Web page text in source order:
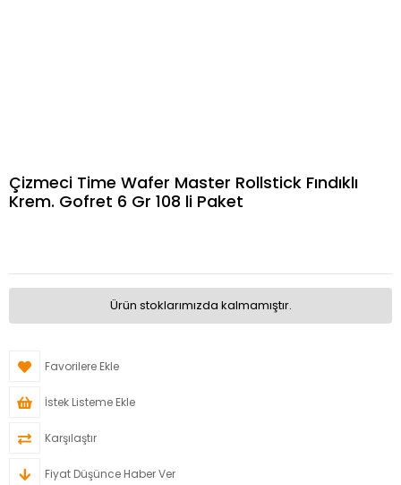
Çizmeci Time Wafer Master Rollstick Fındıklı
Krem. Gofret 6 Gr 108 li Paket
Ürün stoklarımızda kalmamıştır.
Favorilere Ekle
İstek Listeme Ekle
Karşılaştır
Fiyat Düşünce Haber Ver